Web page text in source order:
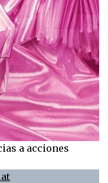
a acciones